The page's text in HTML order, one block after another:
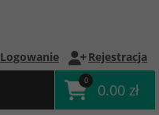
Logowanie Rejestracja
0
0.00 zł